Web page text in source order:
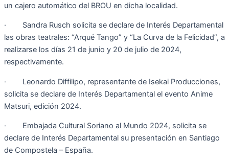
un cajero automático del BROU en dicha localidad.
· Sandra Rusch solicita se declare de Interés Departamental
las obras teatrales: “Arqué Tango” y “La Curva de la Felicidad”, a
realizarse los días 21 de junio y 20 de julio de 2024,
respectivamente.
· Leonardo Diffilipo, representante de Isekai Producciones,
solicita se declare de Interés Departamental el evento Anime
Matsuri, edición 2024.
· Embajada Cultural Soriano al Mundo 2024, solicita se
declare de Interés Departamental su presentación en Santiago
de Compostela – España.